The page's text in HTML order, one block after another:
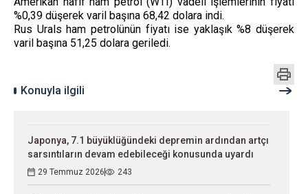
%0,39 düşerek varil başına 68,42 dolara indi.
Rus Urals ham petrolünün fiyatı ise yaklaşık %8 düşerek
varil başına 51,25 dolara geriledi.
Konuyla ilgili
Japonya, 7.1 büyüklüğündeki depremin ardından artçı
sarsıntıların devam edebileceği konusunda uyardı
29 Temmuz 2026 243